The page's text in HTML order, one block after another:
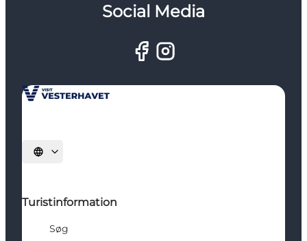
Social Media
Vælg sprog
Turistinformation
Søg